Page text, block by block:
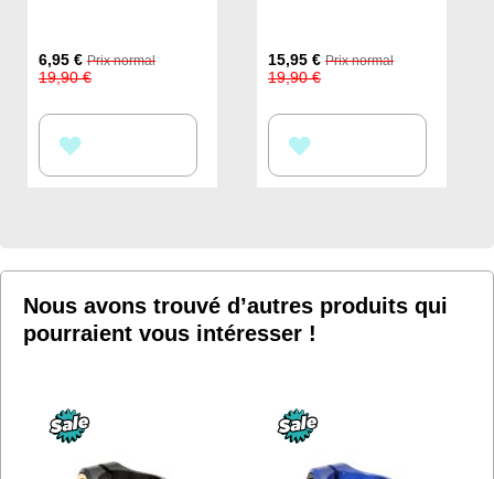
Prix
Spécial
6,95 € Prix normal
19,90 €
À
D’ENVIE
Prix
Spécial
15,95 € Prix normal
19,90 €
À
D’ENVIE
Nous avons trouvé d’autres produits qui
pourraient vous intéresser !